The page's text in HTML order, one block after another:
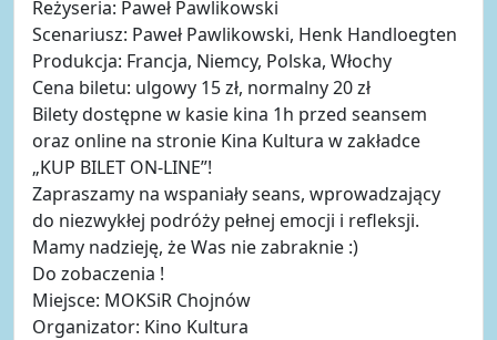
Reżyseria: Paweł Pawlikowski
Scenariusz: Paweł Pawlikowski, Henk Handloegten
Produkcja: Francja, Niemcy, Polska, Włochy
Cena biletu: ulgowy 15 zł, normalny 20 zł
Bilety dostępne w kasie kina 1h przed seansem
oraz online na stronie Kina Kultura w zakładce
„KUP BILET ON-LINE”!
Zapraszamy na wspaniały seans, wprowadzający
do niezwykłej podróży pełnej emocji i refleksji.
Mamy nadzieję, że Was nie zabraknie :)
Do zobaczenia !
Miejsce: MOKSiR Chojnów
Organizator: Kino Kultura